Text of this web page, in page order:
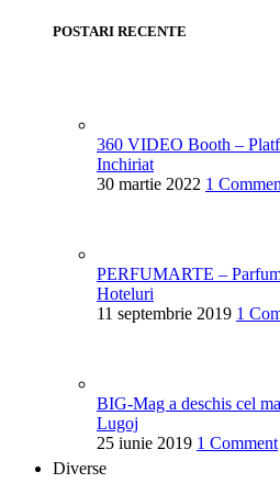
POSTARI RECENTE
360 VIDEO Booth –
Inchiriat
30 martie 2022 1
PERFUMARTE –
Hoteluri
11 septembrie 2019 1
BIG-Mag a deschis cel
Lugoj
25 iunie 2019 1 Comment
Diverse